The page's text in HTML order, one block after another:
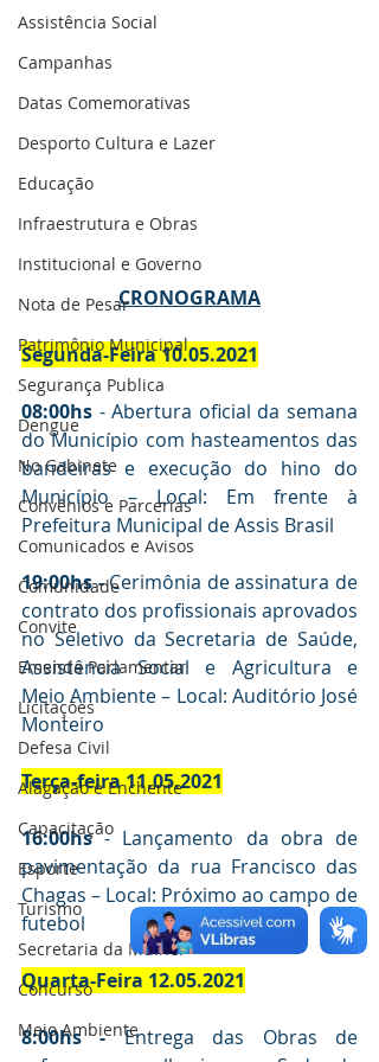
Assistência Social
Campanhas
Datas Comemorativas
Desporto Cultura e Lazer
Educação
Infraestrutura e Obras
Institucional e Governo
Nota de Pesar
Patrimônio Municipal
Segurança Publica
Dengue
No Gabinete
Convênios e Parcerias
Comunicados e Avisos
Comunidade
Convite
Emenda Parlamentar
Licitações
Defesa Civil
Alagação e Enchente
Capacitação
Esporte
Turismo
Secretaria da Mulher
Concurso
Meio Ambiente
CRONOGRAMA
Segunda-Feira 10.05.2021
08:00hs - Abertura oficial da semana
do Município com hasteamentos das
bandeiras e execução do hino do
Município – Local: Em frente à
Prefeitura Municipal de Assis Brasil
19:00hs - Cerimônia de assinatura de
contrato dos profissionais aprovados
no Seletivo da Secretaria de Saúde,
Assistência Social e Agricultura e
Meio Ambiente – Local: Auditório José
Monteiro
Terça-feira 11.05.2021
16:00hs - Lançamento da obra de
pavimentação da rua Francisco das
Chagas – Local: Próximo ao campo de
futebol
Quarta-Feira 12.05.2021
8:00hs - Entrega das Obras de